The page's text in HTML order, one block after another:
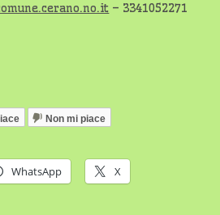
– 3341052271
Non mi piace
WhatsApp X